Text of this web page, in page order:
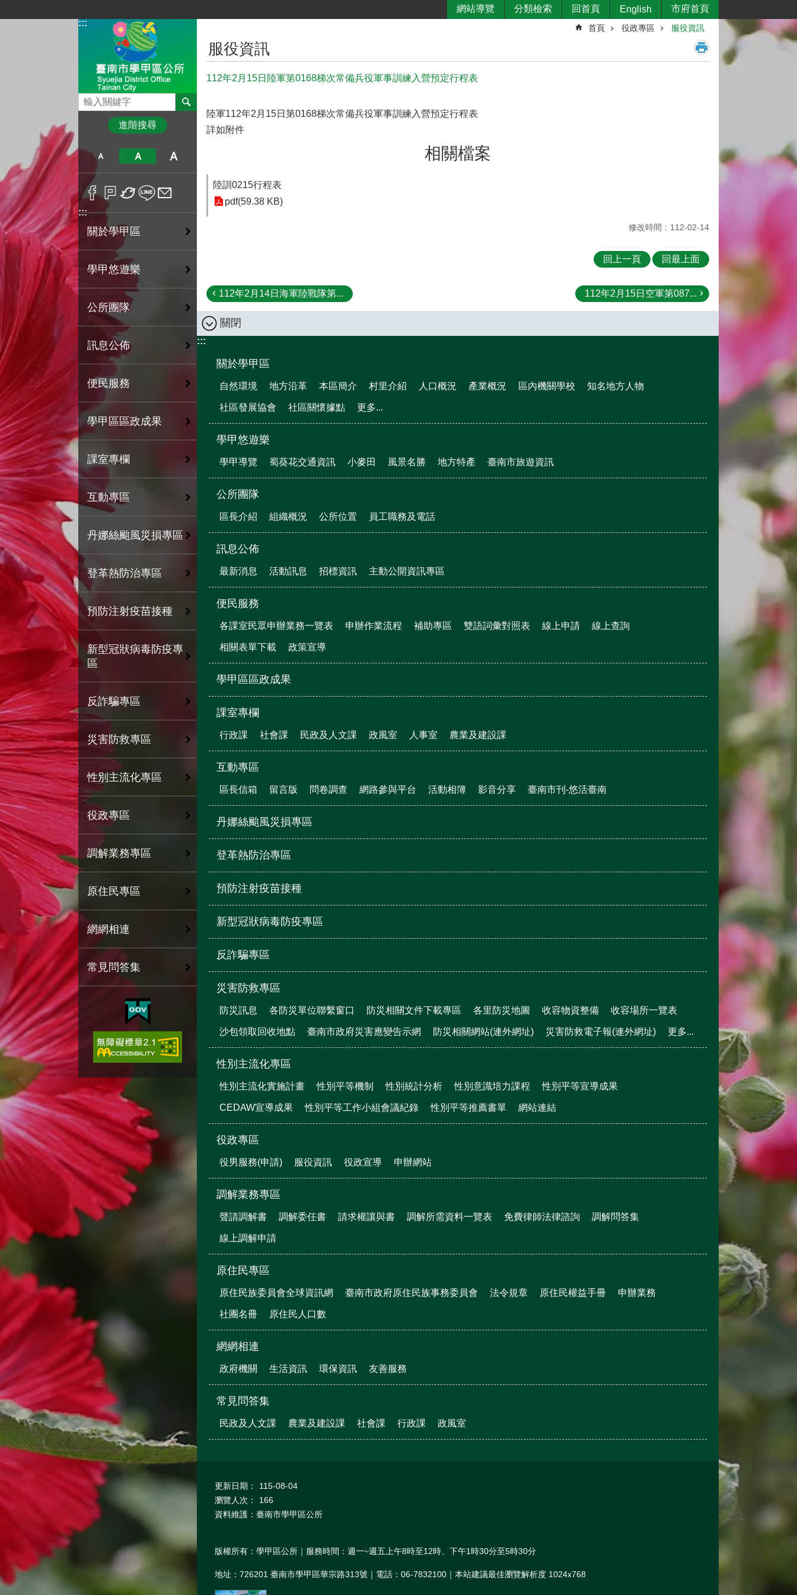
:::
網站導覽 分類檢索 回首頁 English 市府首頁
搜尋
進階搜尋
:::
關於學甲區
學甲悠遊樂
公所團隊
訊息公佈
便民服務
學甲區區政成果
課室專欄
互動專區
丹娜絲颱風災損專區
登革熱防治專區
預防注射疫苗接種
新型冠狀病毒防疫專
區
反詐騙專區
災害防救專區
性別主流化專區
役政專區
調解業務專區
原住民專區
網網相連
常見問答集
首頁 役政專區 服役資訊
服役資訊
112年2月15日陸軍第0168梯次常備兵役軍事訓練入營預定行程表
陸軍112年2月15日第0168梯次常備兵役軍事訓練入營預定行程表
詳如附件
相關檔案
陸訓0215行程表
pdf(59.38 KB)
修改時間：112-02-14
回上一頁 回最上面
112年2月14日海軍陸戰隊第... 112年2月15日空軍第087...
關閉
:::
關於學甲區
自然環境 地方沿革 本區簡介 村里介紹 人口概況 產業概況 區內機關學校 知名地方人物
社區發展協會 社區關懷據點 更多...
學甲悠遊樂
學甲導覽 蜀葵花交通資訊 小麥田 風景名勝 地方特產 臺南市旅遊資訊
公所團隊
區長介紹 組織概況 公所位置 員工職務及電話
訊息公佈
最新消息 活動訊息 招標資訊 主動公開資訊專區
便民服務
各課室民眾申辦業務一覽表 申辦作業流程 補助專區 雙語詞彙對照表 線上申請 線上查詢
相關表單下載 政策宣導
學甲區區政成果
課室專欄
行政課 社會課 民政及人文課 政風室 人事室 農業及建設課
互動專區
區長信箱 留言版 問卷調查 網路參與平台 活動相簿 影音分享 臺南市刊-悠活臺南
丹娜絲颱風災損專區
登革熱防治專區
預防注射疫苗接種
新型冠狀病毒防疫專區
反詐騙專區
災害防救專區
防災訊息 各防災單位聯繫窗口 防災相關文件下載專區 各里防災地圖 收容物資整備 收容場所一覽表
沙包領取回收地點 臺南市政府災害應變告示網 防災相關網站(連外網址) 災害防救電子報(連外網址) 更多...
性別主流化專區
性別主流化實施計畫 性別平等機制 性別統計分析 性別意識培力課程 性別平等宣導成果
CEDAW宣導成果 性別平等工作小組會議紀錄 性別平等推薦書單 網站連結
役政專區
役男服務(申請) 服役資訊 役政宣導 申辦網站
調解業務專區
聲請調解書 調解委任書 請求權讓與書 調解所需資料一覽表 免費律師法律諮詢 調解問答集
線上調解申請
原住民專區
原住民族委員會全球資訊網 臺南市政府原住民族事務委員會 法令規章 原住民權益手冊 申辦業務
社團名冊 原住民人口數
網網相連
政府機關 生活資訊 環保資訊 友善服務
常見問答集
民政及人文課 農業及建設課 社會課 行政課 政風室
更新日期：
115-08-04
瀏覽人次：
166
資料維護：臺南市學甲區公所
版權所有：學甲區公所｜服務時間：週一~週五上午8時至12時、下午1時30分至5時30分
地址：726201 臺南市學甲區華宗路313號｜電話：06-7832100｜本站建議最佳瀏覽解析度 1024x768